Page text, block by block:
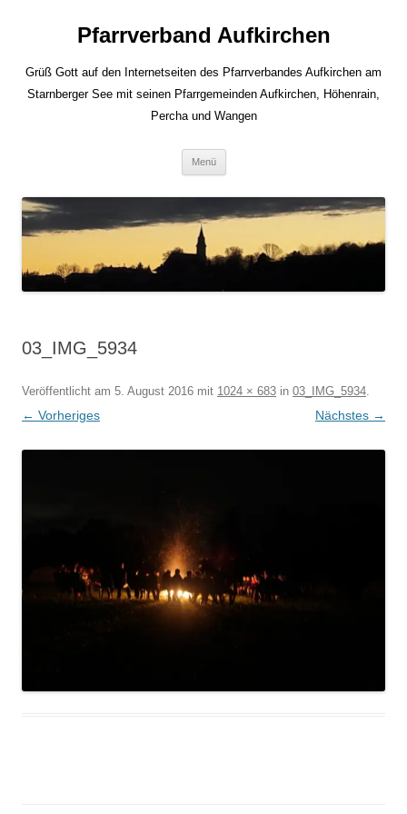
Pfarrverband Aufkirchen
Grüß Gott auf den Internetseiten des Pfarrverbandes Aufkirchen am
Starnberger See mit seinen Pfarrgemeinden Aufkirchen, Höhenrain,
Percha und Wangen
Menü
03_IMG_5934
Veröffentlicht am 5. August 2016 mit 1024 × 683 in 03_IMG_5934
← Vorheriges Nächstes →